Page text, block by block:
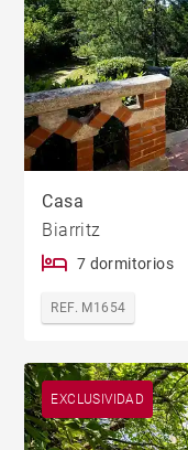
Casa
Biarritz
7 dormitorios
REF. M1654
EXCLUSIVIDAD